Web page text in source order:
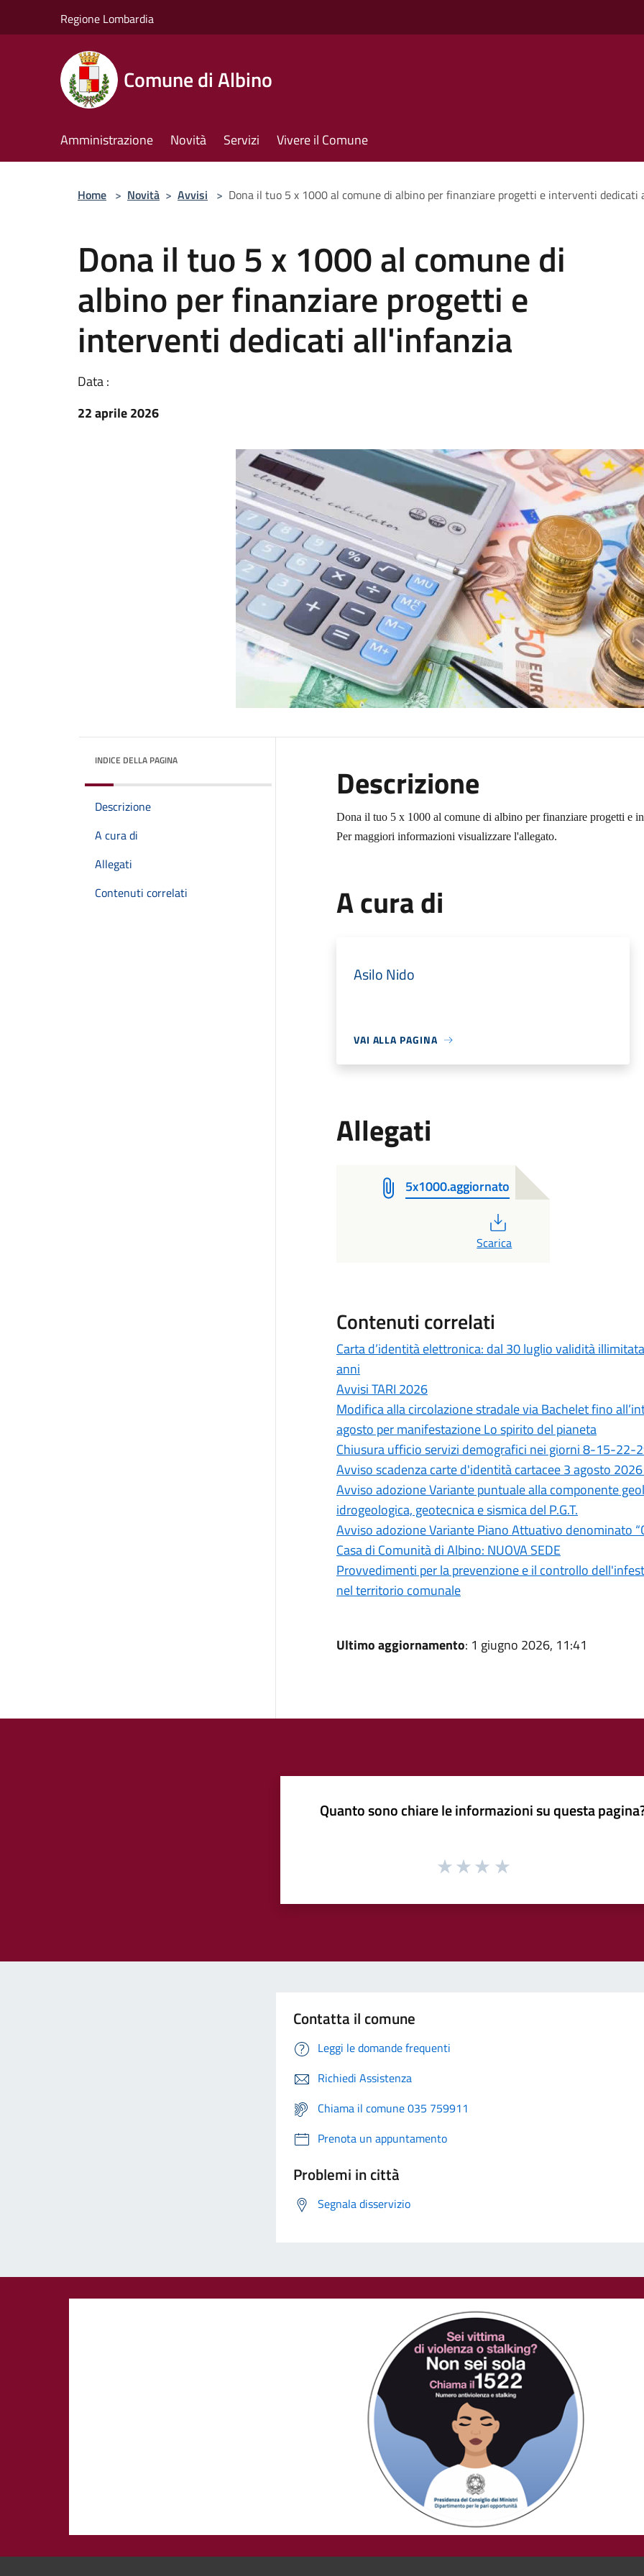
Regione Lombardia
Comune di Albino
Amministrazione Novità Servizi Vivere il Comune
Home > Novità > Avvisi > Dona il tuo 5 x 1000 al comune di albino per finanziare progetti e interventi dedicati
Dona il tuo 5 x 1000 al comune di
albino per finanziare progetti e
interventi dedicati all'infanzia
Data :
22 aprile 2026
INDICE DELLA PAGINA
Descrizione
A cura di
Allegati
Contenuti correlati
Descrizione
Dona il tuo 5 x 1000 al comune di albino per finanziare progetti e
Per maggiori informazioni visualizzare l'allegato.
A cura di
Asilo Nido
VAI ALLA PAGINA
Allegati
5x1000.aggiornato
Scarica
Contenuti correlati
Carta d’identità elettronica: dal 30 luglio validità
anni
Avvisi TARI 2026
Modifica alla circolazione stradale via Bachelet fino
agosto per manifestazione Lo spirito del pianeta
Chiusura ufficio servizi demografici nei giorni 8-15-22-
Avviso scadenza carte d'identità cartacee 3 agosto
Avviso adozione Variante puntuale alla componente
idrogeologica, geotecnica e sismica del P.G.T.
Avviso adozione Variante Piano Attuativo denominato
Casa di Comunità di Albino: NUOVA SEDE
Provvedimenti per la prevenzione e il controllo
nel territorio comunale
Ultimo aggiornamento: 1 giugno 2026, 11:41
Quanto sono chiare le informazioni su questa
Contatta il comune
Leggi le domande frequenti
Richiedi Assistenza
Chiama il comune 035 759911
Prenota un appuntamento
Problemi in città
Segnala disservizio